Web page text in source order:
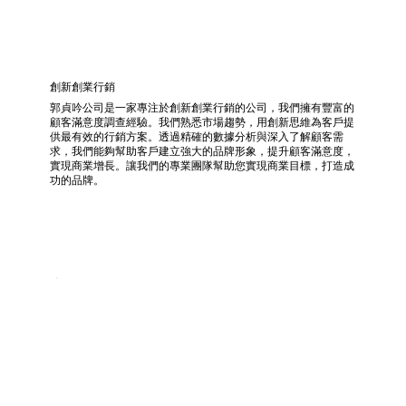
創新創業行銷
郭貞吟公司是一家專注於創新創業行銷的公司，我們擁有豐富的
顧客滿意度調查經驗。我們熟悉市場趨勢，用創新思維為客戶提
供最有效的行銷方案。透過精確的數據分析與深入了解顧客需
求，我們能夠幫助客戶建立強大的品牌形象，提升顧客滿意度，
實現商業增長。讓我們的專業團隊幫助您實現商業目標，打造成
功的品牌。